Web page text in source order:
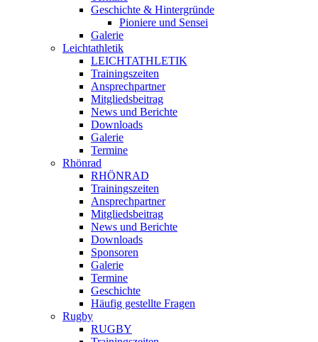
Geschichte & Hintergründe
Pioniere und Sensei
Galerie
Leichtathletik
LEICHTATHLETIK
Trainingszeiten
Ansprechpartner
Mitgliedsbeitrag
News und Berichte
Downloads
Galerie
Termine
Rhönrad
RHÖNRAD
Trainingszeiten
Ansprechpartner
Mitgliedsbeitrag
News und Berichte
Downloads
Sponsoren
Galerie
Termine
Geschichte
Häufig gestellte Fragen
Rugby
RUGBY